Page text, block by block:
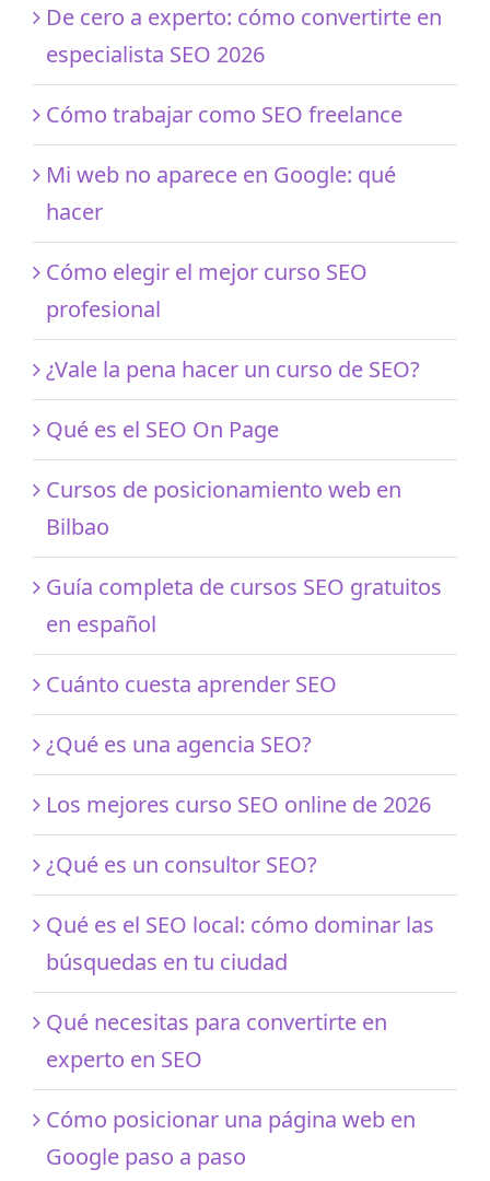
De cero a experto: cómo convertirte en
especialista SEO 2026
Cómo trabajar como SEO freelance
Mi web no aparece en Google: qué
hacer
Cómo elegir el mejor curso SEO
profesional
¿Vale la pena hacer un curso de SEO?
Qué es el SEO On Page
Cursos de posicionamiento web en
Bilbao
Guía completa de cursos SEO gratuitos
en español
Cuánto cuesta aprender SEO
¿Qué es una agencia SEO?
Los mejores curso SEO online de 2026
¿Qué es un consultor SEO?
Qué es el SEO local: cómo dominar las
búsquedas en tu ciudad
Qué necesitas para convertirte en
experto en SEO
Cómo posicionar una página web en
Google paso a paso